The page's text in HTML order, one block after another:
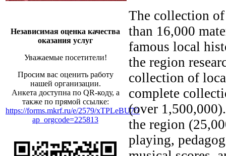
Независимая оценка качества
оказания услуг
Уважаемые посетители!
Просим вас оценить работу
нашей организации.
Анкета доступна по QR-коду, а
также по прямой ссылке:
https://forms.mkrf.ru/e/2579/xTPLeBU7/?
ap_orgcode=225813
The collection
than 16,000
famous local
the region
collection of
complete
(over
the region
playing,